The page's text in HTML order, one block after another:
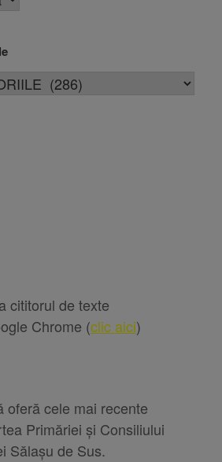
cititorul de texte
Chrome (clic aici)
oferă cele mai recente
Primăriei și Consiliului
Sălașu de Sus.